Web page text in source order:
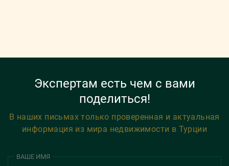
Экспертам есть чем с вами
поделиться!
В наших письмах только проверенная и актуальная
информация из мира недвижимости в Турции
ВАШЕ ИМЯ